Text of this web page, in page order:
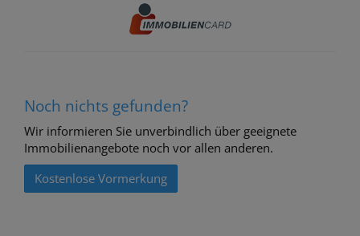
Noch nichts gefunden?
Wir informieren Sie unverbindlich über geeignete
Immobilienangebote noch vor allen anderen.
Kostenlose Vormerkung